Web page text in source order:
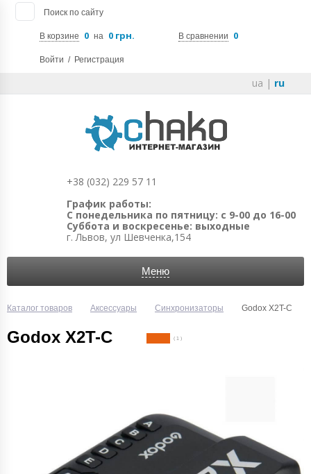
Поиск по сайту
В корзине 0 на 0 грн. В сравнении 0
Войти / Регистрация
ua | ru
+38 (032) 229 57 11
График работы:
С понедельника по пятницу: с 9-00 до 16-00
Суббота и воскресенье: выходные
г. Львов, ул Шевченка,154
Меню
Каталог товаров Аксессуары Синхронизаторы Godox X2T-C
Godox X2T-C ( 1 )